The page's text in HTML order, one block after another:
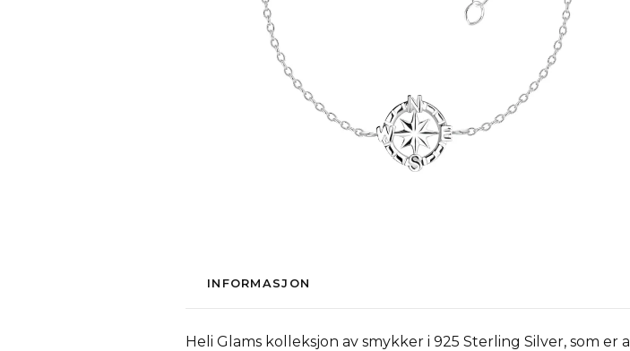
INFORMASJON
Heli Glams kolleksjon av smykker i 925 Sterling Silver, som